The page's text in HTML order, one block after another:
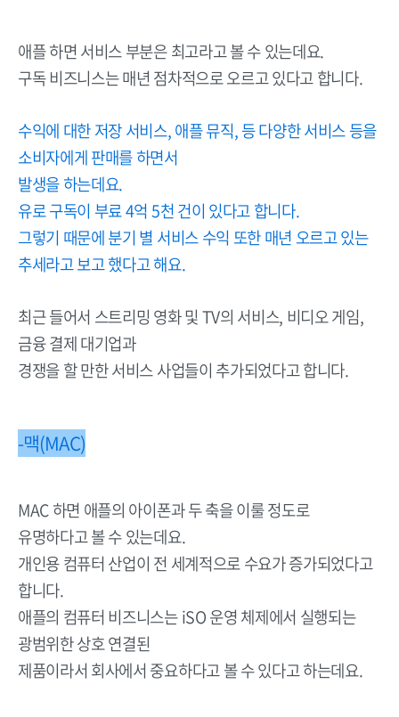
애플 하면 서비스 부분은 최고라고 볼 수 있는데요.
구독 비즈니스는 매년 점차적으로 오르고 있다고 합니다.
수익에 대한 저장 서비스, 애플 뮤직, 등 다양한 서비스 등을
소비자에게 판매를 하면서
발생을 하는데요.
유로 구독이 부료 4억 5천 건이 있다고 합니다.
그렇기 때문에 분기 별 서비스 수익 또한 매년 오르고 있는
추세라고 보고 했다고 해요.
최근 들어서 스트리밍 영화 및 TV의 서비스, 비디오 게임,
금융 결제 대기업과
경쟁을 할 만한 서비스 사업들이 추가되었다고 합니다.
-맥(MAC)
MAC 하면 애플의 아이폰과 두 축을 이룰 정도로
유명하다고 볼 수 있는데요.
개인용 컴퓨터 산업이 전 세계적으로 수요가 증가되었다고
합니다.
애플의 컴퓨터 비즈니스는 iSO 운영 체제에서 실행되는
광범위한 상호 연결된
제품이라서 회사에서 중요하다고 볼 수 있다고 하는데요.